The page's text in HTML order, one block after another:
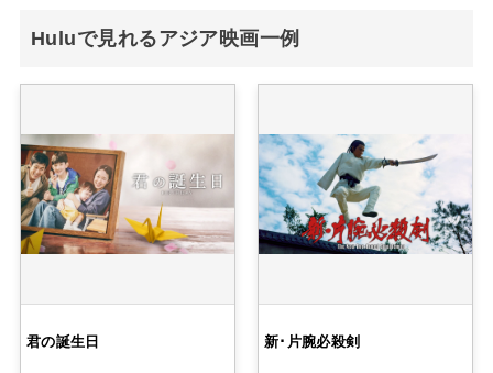
Huluで見れるアジア映画一例
君の誕生日 新･片腕必殺剣